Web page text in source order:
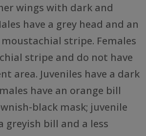
wings with dark and
have a grey head and an
stripe. Females
stripe and do not have
area. Juveniles have a dark
have an orange bill
black mask; juvenile
greyish bill and a less